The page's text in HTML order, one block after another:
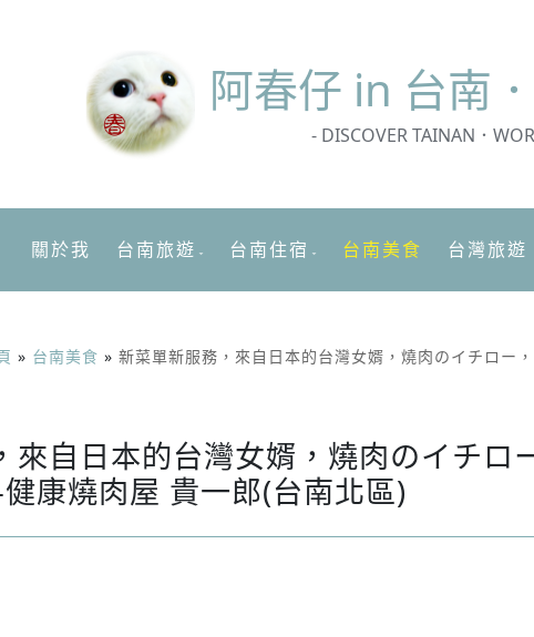
阿春仔 in 台南
- DISCOVER TAINAN．
關於我 台南旅遊 台南住宿 台南美食 台灣旅遊
» 台南美食 » 新菜單新服務，來自日本的台灣女婿，燒肉のイチロー
來自日本的台灣女婿，燒肉のイチロ
康燒肉屋 貴一郎(台南北區)